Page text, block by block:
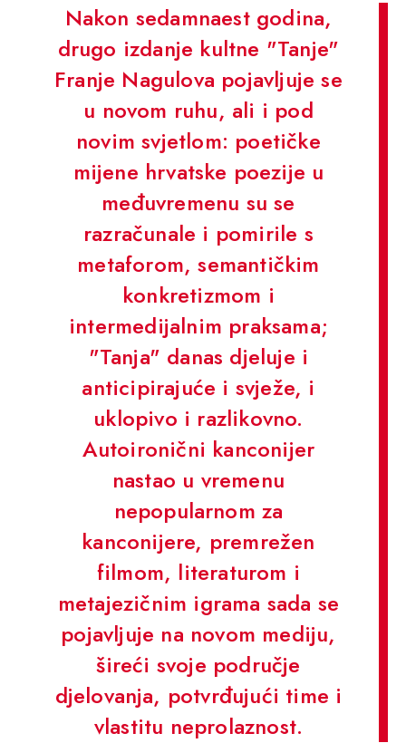
Nakon sedamnaest godina,
drugo izdanje kultne "Tanje"
Franje Nagulova pojavljuje se
u novom ruhu, ali i pod
novim svjetlom: poetičke
mijene hrvatske poezije u
međuvremenu su se
razračunale i pomirile s
metaforom, semantičkim
konkretizmom i
intermedijalnim praksama;
"Tanja" danas djeluje i
anticipirajuće i svježe, i
uklopivo i razlikovno.
Autoironični kanconijer
nastao u vremenu
nepopularnom za
kanconijere, premrežen
filmom, literaturom i
metajezičnim igrama sada se
pojavljuje na novom mediju,
šireći svoje područje
djelovanja, potvrđujući time i
vlastitu neprolaznost.